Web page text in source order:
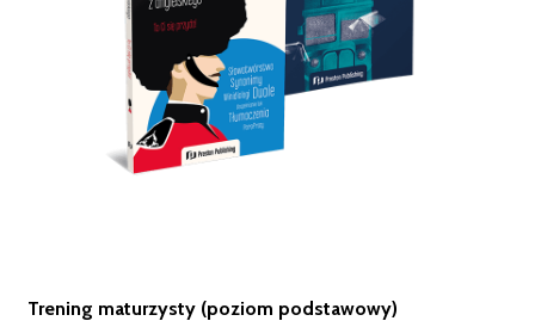
Trening maturzysty (poziom podstawowy)